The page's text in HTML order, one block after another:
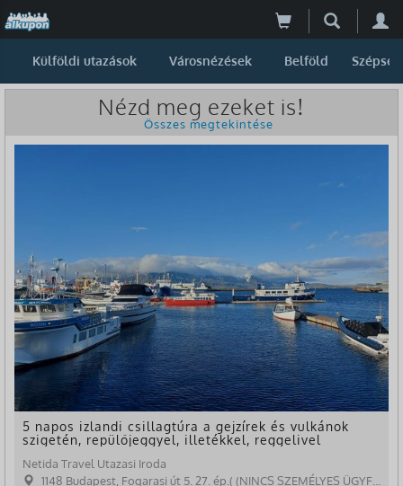
Külföldi utazások Városnézések Belföld Szépség
Nézd meg ezeket is!
Összes megtekintése
5 napos izlandi csillagtúra a gejzírek és vulkánok
szigetén, repülőjeggyel, illetékkel, reggelivel
Netida Travel Utazasi Iroda
1148 Budapest, Fogarasi út 5. 27. ép.( (NINCS SZEMÉLYES ÜGYFÉLFOGADÁS)